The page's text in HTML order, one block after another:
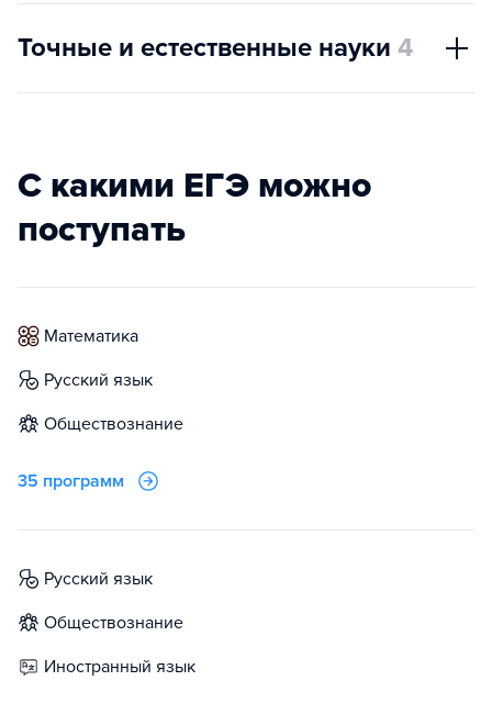
Точные и естественные науки 4
С какими ЕГЭ можно
поступать
математика
русский язык
обществознание
35 программ
русский язык
обществознание
иностранный язык